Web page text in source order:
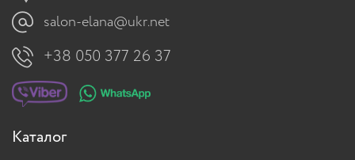
salon-elana@ukr.net
+38 050 377 26 37
Каталог